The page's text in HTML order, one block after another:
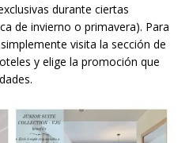
durante ciertas
de invierno o primavera). Para
visita la sección de
y elige la promoción que